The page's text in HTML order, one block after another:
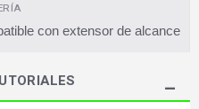
con extensor de alcance